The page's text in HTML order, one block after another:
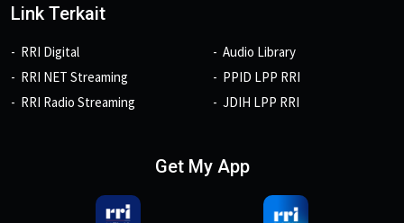
Link Terkait
RRI Digital
RRI NET Streaming
RRI Radio Streaming
Audio Library
PPID LPP RRI
JDIH LPP RRI
Get My App